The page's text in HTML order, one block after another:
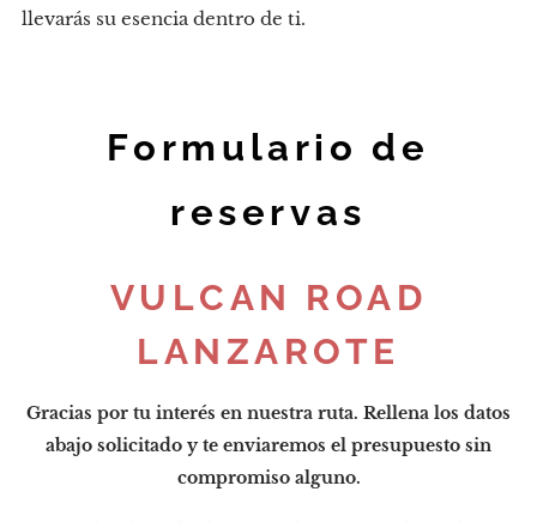
llevarás su esencia dentro de ti.
Formulario de
reservas
VULCAN ROAD
LANZAROTE
Gracias por tu interés en nuestra ruta. Rellena los datos
abajo solicitado y te enviaremos el presupuesto sin
compromiso alguno.